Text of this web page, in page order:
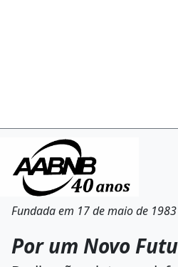
Fundada em 17 de maio de 1983
Por um Novo